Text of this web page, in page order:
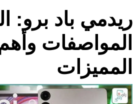
ريدمي باد برو:
المواصفات
المميزات